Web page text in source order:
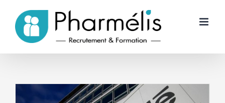
content